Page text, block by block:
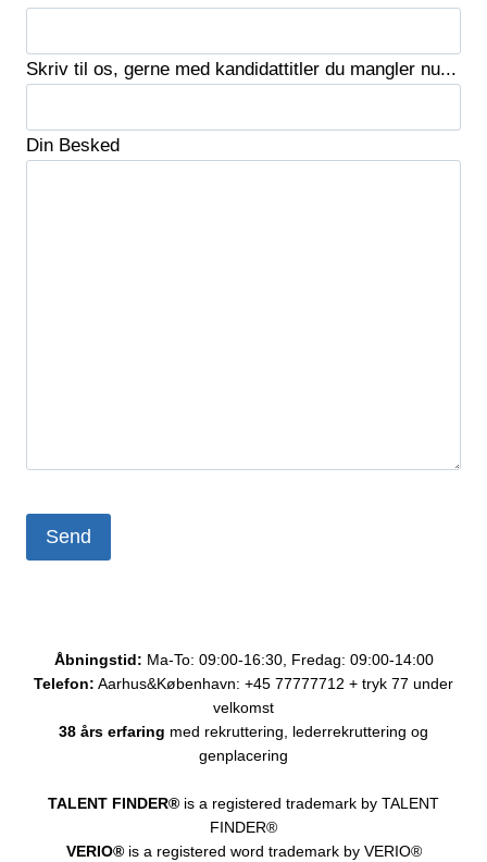
Skriv til os, gerne med kandidattitler du mangler nu...
Din Besked
Åbningstid: Ma-To: 09:00-16:30, Fredag: 09:00-14:00
Telefon: Aarhus&København: +45 77777712 + tryk 77 under
velkomst
38 års erfaring med rekruttering, lederrekruttering og
genplacering
TALENT FINDER® is a registered trademark by TALENT
FINDER®
VERIO®is a registered word trademark by VERIO®